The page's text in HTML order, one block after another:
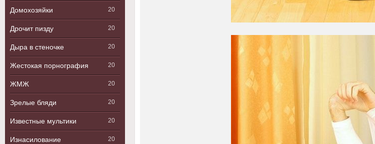
Домохозяйки 20
Дрочит пизду 20
Дыра в стеночке 20
Жестокая порнография 20
ЖМЖ 20
Зрелые бляди 20
Известные мультики 20
Изнасилование 20